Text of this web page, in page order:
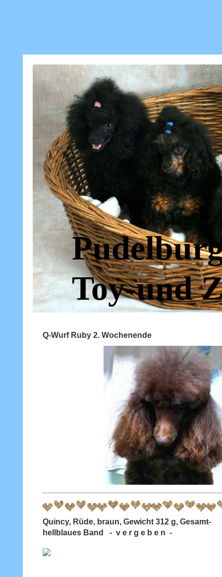
Toy-und
Q-Wurf Ruby 2. Wochenende
Quincy, Rüde, braun, Gewicht 312 g,
hellblaues Band - v e r g e b e n -